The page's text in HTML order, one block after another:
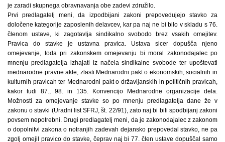
je zaradi skupnega obravnavanja obe zadevi združilo.
Prvi predlagatelj meni, da izpodbijani zakoni prepovedujejo stavko za
določene kategorije zaposlenih delavcev, kar pa naj ne bi bilo v skladu s 76.
členom ustave, ki zagotavlja sindikalno svobodo brez vsakih omejitev.
Pravica do stavke je ustavna pravica. Ustava sicer dopušča njeno
omejevanje, toda pri zakonskem omejevanju bi moral zakonodajalec po
mnenju predlagatelja izhajati iz načela sindikalne svobode ter upoštevati
mednarodne pravne akte, zlasti Mednarodni pakt o ekonomskih, socialnih in
kulturnih pravicah ter Mednarodni pakt o državljanskih in političnih pravicah,
kakor tudi 87., 98. in 135. Konvencijo Mednarodne organizacije dela.
Možnosti za omejevanje stavke so po mnenju predlagatelja dane že v
zakonu o stavki (Uradni list SFRJ, št. 22/91), zato naj bi bili spodbijanj zakoni
povsem nepotrebni. Drugi predlagatelj meni, da je zakonodajalec z zakonom
o dopolnitvi zakona o notranjih zadevah dejansko prepovedal stavko, ne pa
zgolj omejil pravico do stavke, čeprav naj bi 77. člen ustave dopuščal samo